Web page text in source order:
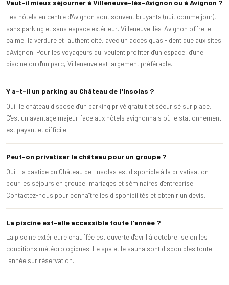
Vaut-il mieux séjourner à Villeneuve-lès-Avignon ou à Avignon ?
Les hôtels en centre d'Avignon sont souvent bruyants (nuit comme jour),
sans parking et sans espace extérieur. Villeneuve-lès-Avignon offre le
calme, la verdure et l'authenticité, avec un accès quasi-identique aux sites
d'Avignon. Pour les voyageurs qui veulent profiter d'un espace, d'une
piscine ou d'un parc, Villeneuve est largement préférable.
Y a-t-il un parking au Château de l'Insolas ?
Oui, le château dispose d'un parking privé gratuit et sécurisé sur place.
C'est un avantage majeur face aux hôtels avignonnais où le stationnement
est payant et difficile.
Peut-on privatiser le château pour un groupe ?
Oui. La bastide du Château de l'Insolas est disponible à la privatisation
pour les séjours en groupe, mariages et séminaires d'entreprise.
Contactez-nous pour connaître les disponibilités et obtenir un devis.
La piscine est-elle accessible toute l'année ?
La piscine extérieure chauffée est ouverte d'avril à octobre, selon les
conditions météorologiques. Le spa et le sauna sont disponibles toute
l'année sur réservation.